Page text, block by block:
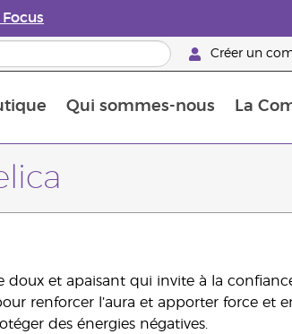
Créer un
Qui sommes-nous La
et apaisant qui invite à la confiance
renforcer l’aura et apporter force et
des énergies négatives.